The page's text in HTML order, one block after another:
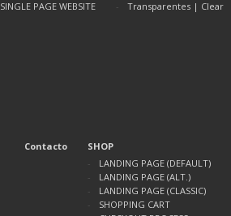
SINGLE PAGE WEBSITE
Transparentes | Clear
Contacto
SHOP
LANDING PAGE (DEFAULT)
LANDING PAGE (ALT.)
LANDING PAGE (CLASSIC)
SHOPPING CART